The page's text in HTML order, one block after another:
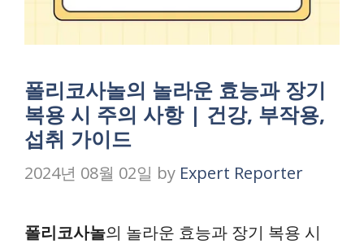
폴리코사놀의 놀라운 효능과 장기
복용 시 주의 사항 | 건강, 부작용,
섭취 가이드
2024년 08월 02일 by Expert Reporter
폴리코사놀의 놀라운 효능과 장기 복용 시